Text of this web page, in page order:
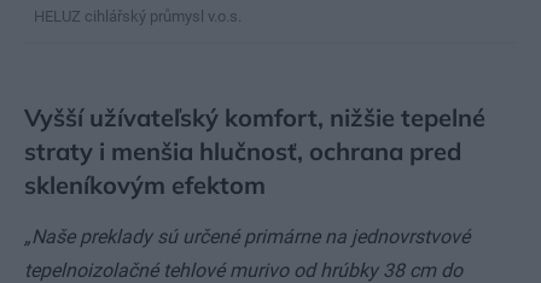
HELUZ cihlářský průmysl v.o.s.
Vyšší užívateľský komfort, nižšie tepelné
straty i menšia hlučnosť, ochrana pred
skleníkovým efektom
„Naše preklady sú určené primárne na jednovrstvové
tepelnoizolačné tehlové murivo od hrúbky 38 cm do